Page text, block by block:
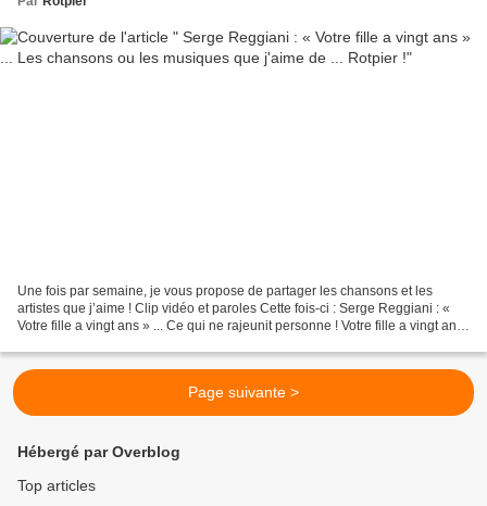
Une fois par semaine, je vous propose de partager les chansons et les
artistes que j’aime ! Clip vidéo et paroles Cette fois-ci : Serge Reggiani : «
Votre fille a vingt ans » ... Ce qui ne rajeunit personne ! Votre fille a vingt ans,
Page suivante >
Hébergé par Overblog
Top articles